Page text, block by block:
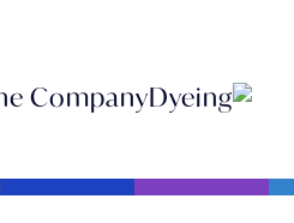
CompanyDyeing